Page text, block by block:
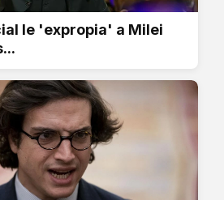
le 'expropia' a Milei